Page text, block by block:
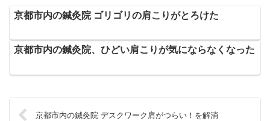
京都市内の鍼灸院 ゴリゴリの肩こりがとろけた
京都市内の鍼灸院、ひどい肩こりが気にならなくなった
京都市内の鍼灸院 デスクワーク肩がつらい！を解消